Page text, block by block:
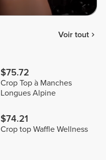
Voir tout
$75.72
Crop Top à Manches
Longues Alpine
$74.21
Crop top Waffle Wellness